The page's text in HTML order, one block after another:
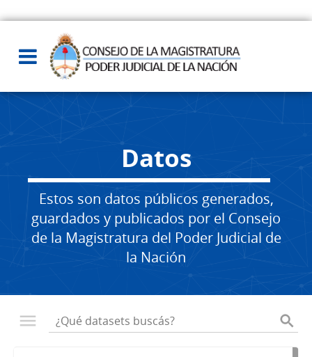
Datos
Estos son datos públicos generados,
guardados y publicados por el Consejo
de la Magistratura del Poder Judicial de
la Nación